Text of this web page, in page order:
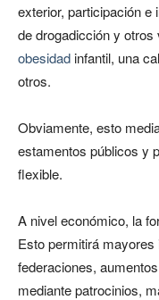
exterior, participación
de drogadicción y
obesidadinfantil, una
otros.
Obviamente, esto
estamentos públicos y
flexible.
A nivel económico, la
Esto permitirá
federaciones,
mediante patrocinios,